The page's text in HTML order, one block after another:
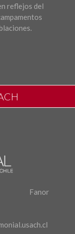
reflejos del
Fanor